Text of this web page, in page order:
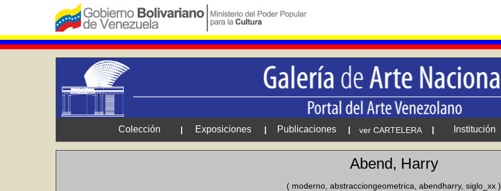
Colección | Exposiciones | Publicaciones | ver CARTELERA | Institución
Abend, Harry
( moderno, abstracciongeometrica, abendharry, siglo_xx )